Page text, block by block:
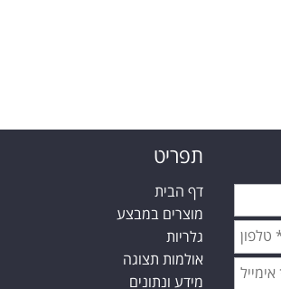
תפריט
דף הבית
מוצרים במבצע
גלריות
אולמות תצוגה
מידע ונתונים